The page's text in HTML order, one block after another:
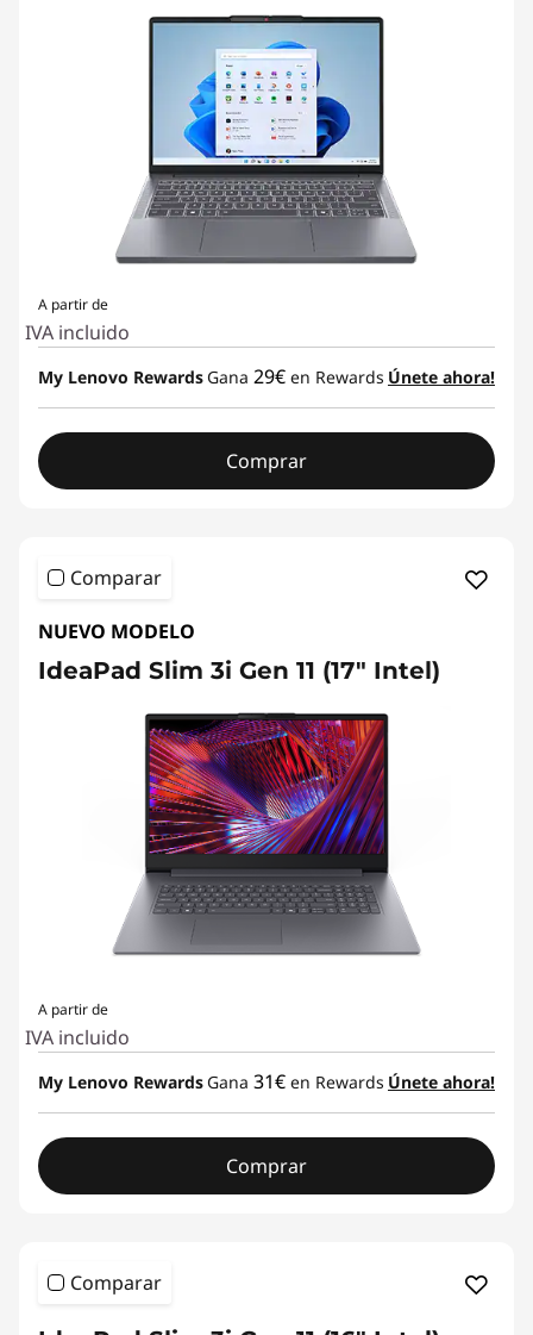
A partir de
IVA incluido
My Lenovo Rewards Gana 29€ en Rewards Únete ahora!
Comprar
Comparar
NUEVO MODELO
IdeaPad Slim 3i Gen 11 (17" Intel)
A partir de
IVA incluido
My Lenovo Rewards Gana 31€ en Rewards Únete ahora!
Comprar
Comparar